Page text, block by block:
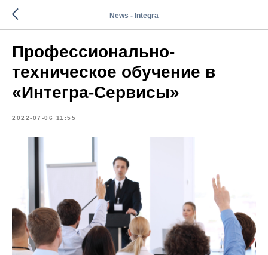
News - Integra
Профессионально-
техническое обучение в
«Интегра-Сервисы»
2022-07-06 11:55